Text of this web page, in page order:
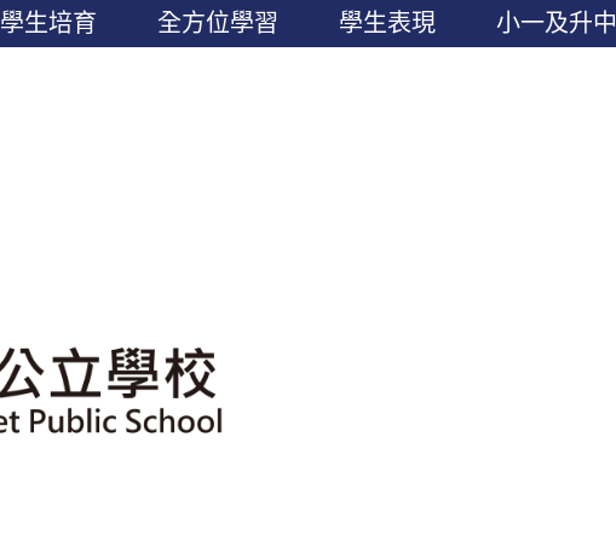
學生培育 全方位學習 學生表現 小一及升中